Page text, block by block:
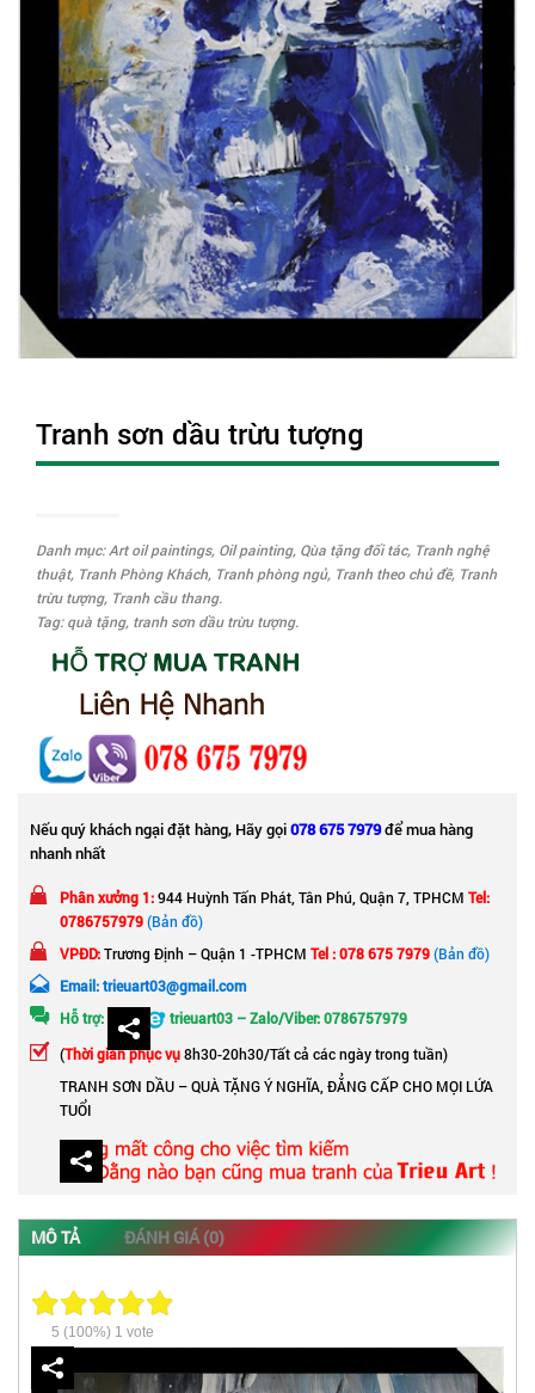
Tranh sơn dầu trừu tượng
Danh mục:Art oil paintings, Oil painting, Qùa tặng đối tác, Tranh nghệ
thuật, Tranh Phòng Khách, Tranh phòng ngủ, Tranh theo chủ đề, Tranh
trừu tượng, Tranh cầu thang.
Tag:quà tặng, tranh sơn dầu trừu tượng.
Nếu quý khách ngại đặt hàng, Hãy gọi078 675 7979để mua hàng
nhanh nhất
Phân xưởng 1:944 Huỳnh Tấn Phát, Tân Phú, Quận 7, TPHCM Tel:
0786757979(Bản đồ)
VPĐD:Trương Định – Quận 1 -TPHCM Tel : 078 675 7979(Bản đồ)
Email: trieuart03@gmail.com
Hỗ trợ:
trieuart03 – Zalo/Viber: 0786757979
(Thời gian phục vụ8h30-20h30/Tất cả các ngày trong tuần)
TRANH SƠN DẦU – QUÀ TẶNG Ý NGHĨA, ĐẲNG CẤP CHO MỌI LỨA
TUỔI
MÔ TẢ ĐÁNH GIÁ (0)
5 (100%) 1 vote